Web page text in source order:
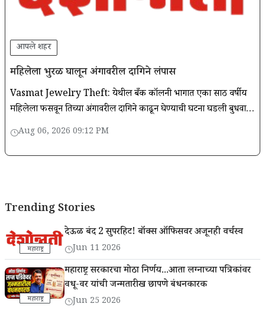
आपले शहर
महिलेला भुरळ घालून अंगावरील दागिने लंपास
Vasmat Jewelry Theft: येथील बँक कॉलनी भागात एका साठ वर्षीय
महिलेला फसवून तिच्या अंगावरील दागिने काढून घेण्याची घटना घडली बुधवारी
दुपारी घडलेल्या या घटनेने खळबळ उडालेली आहे.
Aug 06, 2026 09:12 PM
Trending Stories
महाराष्ट्र
देऊळ बंद 2 सुपरहिट! बॉक्स ऑफिसवर अजूनही वर्चस्व
Jun 11 2026
महाराष्ट्र
महाराष्ट्र सरकारचा मोठा निर्णय...आता लग्नाच्या पत्रिकांवर
वधू-वर यांची जन्मतारीख छापणे बंधनकारक
Jun 25 2026